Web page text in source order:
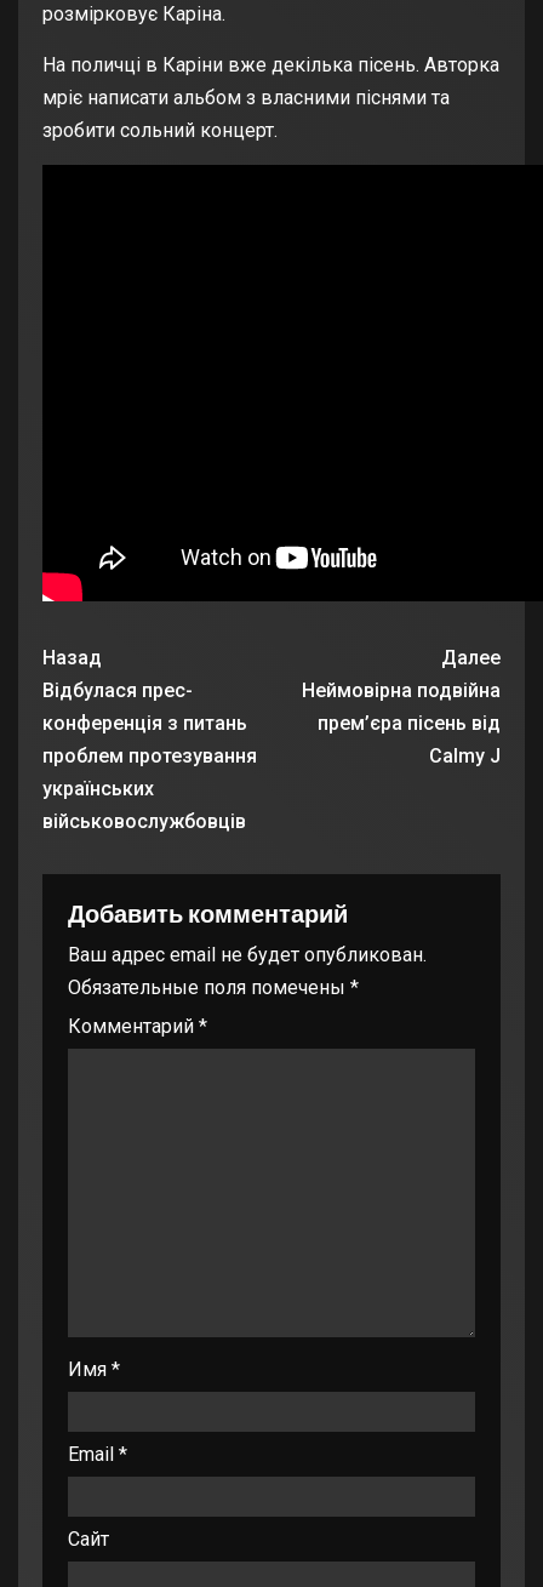
розмірковує Каріна.
На поличці в Каріни вже декілька пісень. Авторка
мріє написати альбом з власними піснями та
зробити сольний концерт.
Назад
Відбулася прес-
конференція з питань
проблем протезування
українських
військовослужбовців
Далее
Неймовірна подвійна
прем’єра пісень від
Calmy J
Добавить комментарий
Ваш адрес email не будет опубликован.
Обязательные поля помечены *
Комментарий *
Имя *
Email *
Сайт